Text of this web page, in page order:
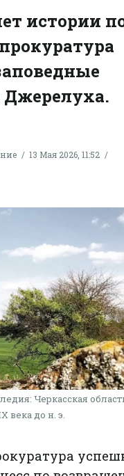
истории
13 Мая 2026, 11:52
Черкасская
века до н. э.